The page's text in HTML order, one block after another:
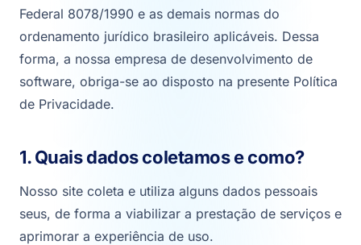
Federal 8078/1990 e as demais normas do
ordenamento jurídico brasileiro aplicáveis. Dessa
forma, a nossa empresa de desenvolvimento de
software, obriga-se ao disposto na presente Política
de Privacidade.
1. Quais dados coletamos e como?
Nosso site coleta e utiliza alguns dados pessoais
seus, de forma a viabilizar a prestação de serviços e
aprimorar a experiência de uso.